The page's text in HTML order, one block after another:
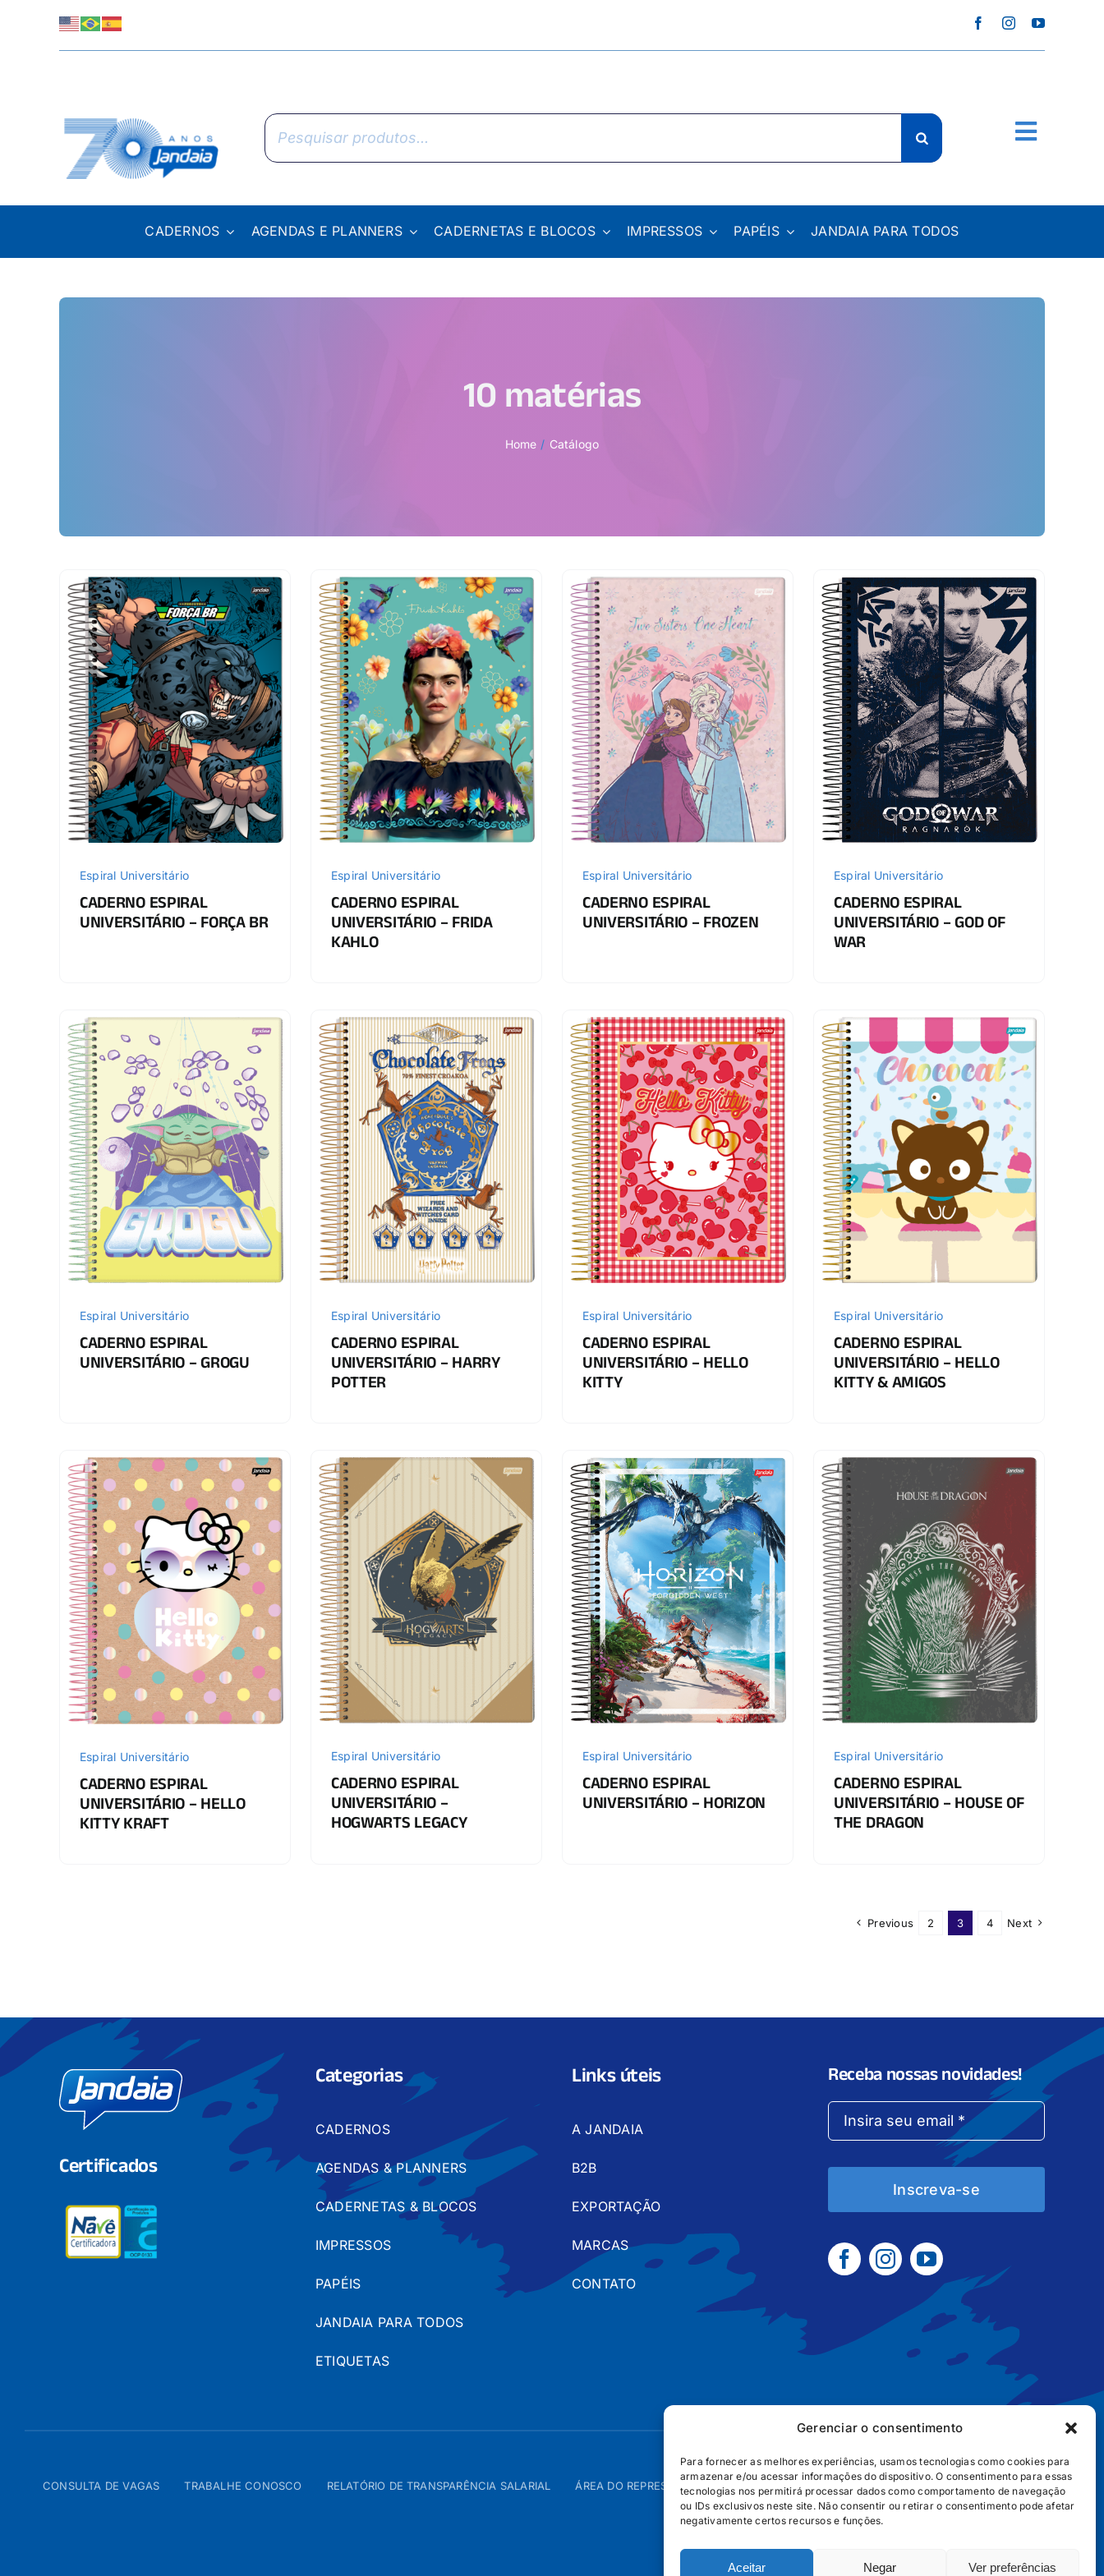
Gerenciar o consentimento
Para fornecer as melhores experiências, usamos tecnologias como cookies para
armazenar e/ou acessar informações do dispositivo. O consentimento para essas
tecnologias nos permitirá processar dados como comportamento de navegação
ou IDs exclusivos neste site. Não consentir ou retirar o consentimento pode afetar
negativamente certos recursos e funções.
Aceitar Negar Ver preferências
Pesquisar
produtos
CADERNOS AGENDAS E PLANNERS CADERNETAS E BLOCOS IMPRESSOS PAPÉIS JANDAIA PARA TODOS
10 matérias
Home Catálogo
Espiral Universitário
CADERNO ESPIRAL
UNIVERSITÁRIO – FORÇA BR
Espiral Universitário
CADERNO ESPIRAL
UNIVERSITÁRIO – FRIDA
KAHLO
Espiral Universitário
CADERNO ESPIRAL
UNIVERSITÁRIO – FROZEN
Espiral Universitário
CADERNO ESPIRAL
UNIVERSITÁRIO – GOD OF
WAR
Espiral Universitário
CADERNO ESPIRAL
UNIVERSITÁRIO – GROGU
Espiral Universitário
CADERNO ESPIRAL
UNIVERSITÁRIO – HARRY
POTTER
Espiral Universitário
CADERNO ESPIRAL
UNIVERSITÁRIO – HELLO
KITTY
Espiral Universitário
CADERNO ESPIRAL
UNIVERSITÁRIO – HELLO
KITTY & AMIGOS
Espiral Universitário
CADERNO ESPIRAL
UNIVERSITÁRIO – HELLO
KITTY KRAFT
Espiral Universitário
CADERNO ESPIRAL
UNIVERSITÁRIO –
HOGWARTS LEGACY
Espiral Universitário
CADERNO ESPIRAL
UNIVERSITÁRIO – HORIZON
Espiral Universitário
CADERNO ESPIRAL
UNIVERSITÁRIO – HOUSE OF
THE DRAGON
Previous 2 3 4 Next
Certificados
Categorias
CADERNOS
AGENDAS & PLANNERS
CADERNETAS & BLOCOS
IMPRESSOS
PAPÉIS
JANDAIA PARA TODOS
ETIQUETAS
Links úteis
A JANDAIA
B2B
EXPORTAÇÃO
MARCAS
CONTATO
Receba nossas novidades!
Inscreva-se
CONSULTA DE VAGAS TRABALHE CONOSCO RELATÓRIO DE TRANSPARÊNCIA SALARIAL ÁREA DO REPRESENTANTE – B2B POLÍTICA DE COOKIES POLÍTICA DE PRIVACIDADE